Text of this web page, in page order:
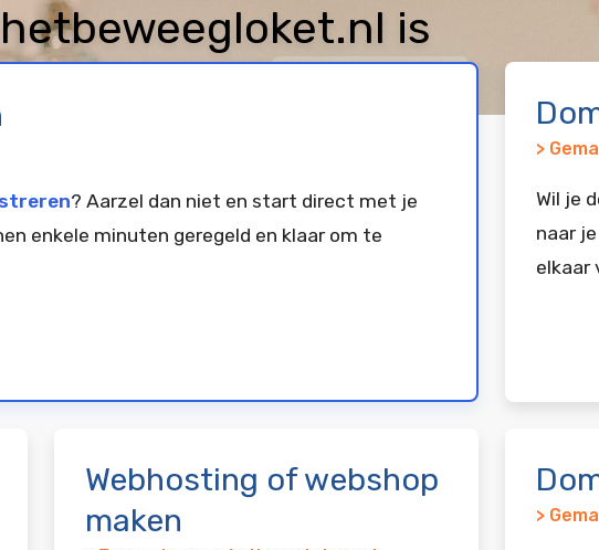
is
bij
? Aarzel dan niet en start direct met je
enkele minuten geregeld en klaar om te
>
Wil je
naar
elkaar
Webhosting of webshop
maken
>